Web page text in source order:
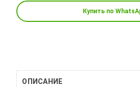
Купить по
ОПИСАНИЕ